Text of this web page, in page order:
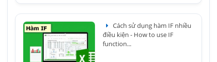
Cách sử dụng hàm IF nhiều
điều kiện - How to use IF
function...